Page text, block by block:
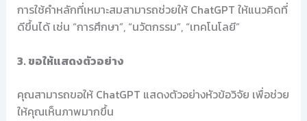
การใช้คำหลักที่เหมาะสมสามารถช่วยให้ ChatGPT ให้แนวคิดที่
ดีขึ้นได้ เช่น “การศึกษา”, “นวัตกรรม”, “เทคโนโลยี”
3. ขอให้แสดงตัวอย่าง
คุณสามารถขอให้ ChatGPT แสดงตัวอย่างหัวข้อวิจัย เพื่อช่วย
ให้คุณเห็นภาพมากขึ้น